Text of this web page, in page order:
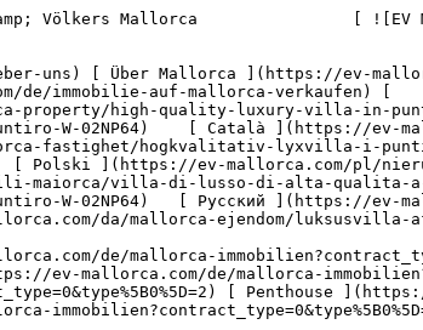
](https://ev-mallorca.com/de/holiday-rentals) [ Haus ](https://ev-mallorca.com/de/holiday-rentals?type%5B0%5D=0) [ Finca ](https://ev-mallorca.com/de/holiday-rentals?type%5B0%5D=1) [ Apartment ](https://ev-mallorca.com/de/holiday-rentals?type%5B0%5D=2) [ Penthouse ](https://ev-mallorca.com/de/holiday-rentals?type%5B0%5D=5) 

  Gewerbe  [ Alle Immobilien ](https://ev-mallorca.com/de/gewerbeimmobilien) [ Land und Forstwirtschaft ](https://ev-mallorca.com/de/gewerbeimmobilien?type%5B0%5D=6) [ Hotel ](https://ev-mallorca.com/de/gewerbeimmobilien?type%5B0%5D=7) [ Industrie ](https://ev-mallorca.com/de/gewerbeimmobilien?type%5B0%5D=8) [ Investment ](https://ev-mallorca.com/de/gewerbeimmobilien?type%5B0%5D=9) [ Gastronomie ](https://ev-mallorca.com/de/gewerbeimmobilien?type%5B0%5D=10) [ Grundstück ](https://ev-mallorca.com/de/gewerbeimmobilien?type%5B0%5D=11) [ Ladenfläche ](https://ev-mallorca.com/de/gewerbeimmobilien?type%5B0%5D=12) [ Sonstiges ](https://ev-mallorca.com/de/gewerbeimmobilien?type%5B0%5D=13) [ Ladenfläche ](https://ev-mallorca.com/de/gewerbeimmobilien?type%5B0%5D=14) 

 [ Neubauprojekt ](https://ev-mallorca.com/de/mallorca-neubauprojekt) 

     Deutsch       [ English ](https://ev-mallorca.com/en/mallorca-property/high-quality-luxury-villa-in-puntiro-W-02NP64)   [ Español ](https://ev-mallorca.com/es/inmueble-mallorca/villa-de-lujo-de-alta-calidad-en-puntiro-W-02NP64)    [ Català ](https://ev-mallorca.com/ca/immoble-mallorca/vila-de-luxe-dalta-qualitat-a-puntiro-W-02NP64)   [ Svenska ](https://ev-mallorca.com/sv/mallorca-fastighet/hogkvalitativ-lyxvilla-i-puntiro-W-02NP64)   [ Français ](https://ev-mallorca.com/fr/bien-majorque/villa-de-luxe-de-grande-qualite-a-puntiro-W-02NP64)   [ Polski ](https://ev-mallorca.com/pl/nieruchomosc-majorce/wysokiej-jakosci-luksusowa-willa-w-puntiro-W-02NP64)   [ Italiano ](https://ev-mallorca.com/it/immobili-maiorca/villa-di-lusso-di-alta-qualita-a-puntiro-W-02NP64)   [ Dutch ](https://ev-mallorca.com/nl/mallorca-eigendom/luxe-villa-van-hoge-kwaliteit-in-puntiro-W-02NP64)   [ Русский ](https://ev-mallorca.com/ru/nedvizhimost-mayorka/vysokokacestvennaia-villa-klassa-liuks-v-puntiro-W-02NP64)   [ Dansk ](https://ev-mallorca.com/da/mallorca-ejendom/luksusvilla-af-hoj-kvalitet-i-puntiro-W-02NP64)   

 [ ![EV Mallorca](https://cdn.ev-mallorca.com/images/web/EV_Logo_RGB.svg) ](https://ev-mallorca.com/de)  Open main menu    

   Kaufen     [ Alle Immobilien